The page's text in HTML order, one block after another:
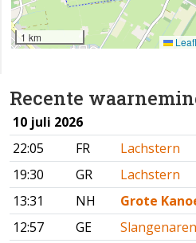
Recente
10 juli 2026
22:05
FR
Lachstern
19:30
GR
Lachstern
13:31
NH
Grote
12:57
GE
1 km